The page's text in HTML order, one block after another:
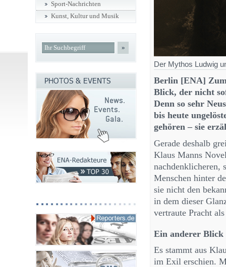
Der Mythos Ludwig
Berlin [ENA]
Blick, der nicht
Denn so sehr
bis heute
gehören – sie
Gerade deshalb
Klaus Manns
Menschen hinter
sie nicht den
in dem dieser
vertraute Pracht
Ein anderer Blick
Es stammt aus
im Exil erschien.
Sport-Nachrichten
Kunst, Kultur und Musik
»